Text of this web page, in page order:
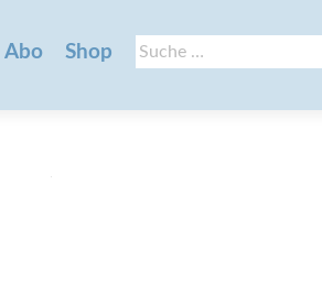
Suche
nach:
Abo Shop